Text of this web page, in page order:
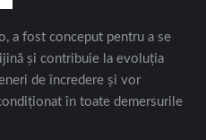
a fost conceput pentru a se
și contribuie la evoluția
de încredere și vor
în toate demersurile